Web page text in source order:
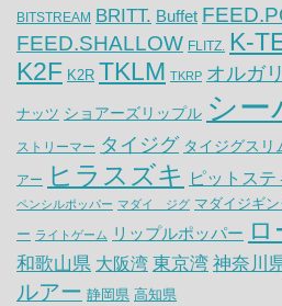
BITSTREAM BRITT. Buffet
FEED.SHALLOW FLITZ. K-
K2F K2R TKLM TKRP オルガ
ナッツ ショアーズリップル シー
ストリーマー タイジグ タイジグスリ
アー ヒラスズキ ピットステ
ペンシルポッパー マダイ ジグ マダイジギ
ー ライトゲーム リップルポッパー
和歌山県 大阪湾 東京湾 神奈川
ルアー 静岡県 高知県